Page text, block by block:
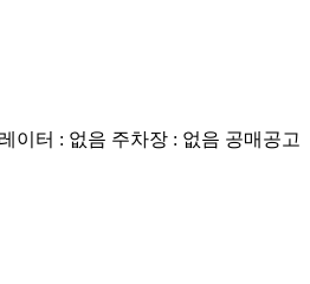
이터 : 없음 주차장 : 없음 공매공고